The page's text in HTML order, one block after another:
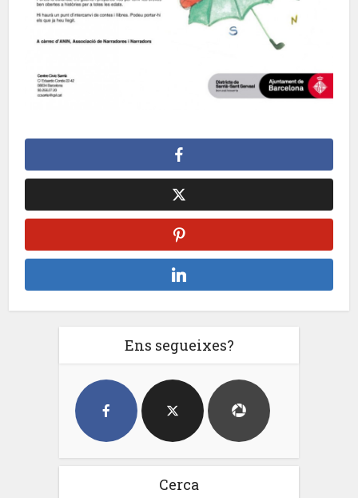
Ens segueixes?
Cerca